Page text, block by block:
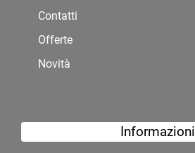
Contatti
Offerte
Novità
Informazioni